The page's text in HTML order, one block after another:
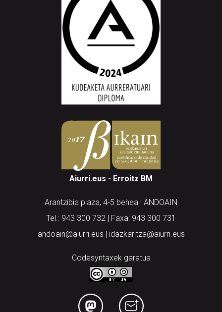
Aiurri.eus - Erroitz BM
Arantzibia plaza, 4-5 behea | ANDOAIN
Tel.: 943 300 732 | Faxa: 943 300 731
andoain@aiurri.eus | idazkaritza@aiurri.eus
Codesyntaxek garatua